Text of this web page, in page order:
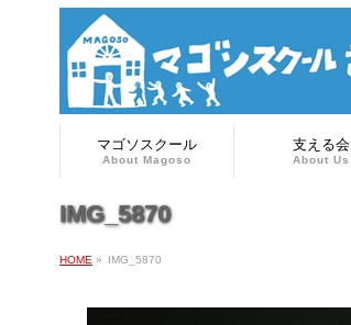
マゴソスクール
About Magoso
支える会
About Us
IMG_5870
HOME » IMG_5870